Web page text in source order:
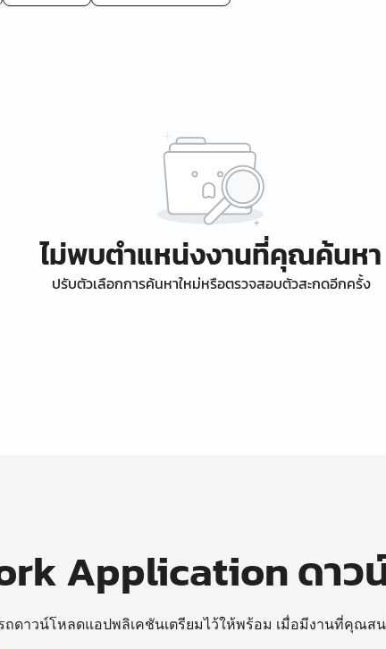
ไม่พบตำแหน่งงานที่คุณค้นหา
ปรับตัวเลือกการค้นหาใหม่หรือตรวจสอบตัวสะกดอีกครั้ง
Application ดาว
ถดาวน์โหลดแอปพลิเคชันเตรียมไว้ให้พร้อม เมื่อมีงานที่คุณส